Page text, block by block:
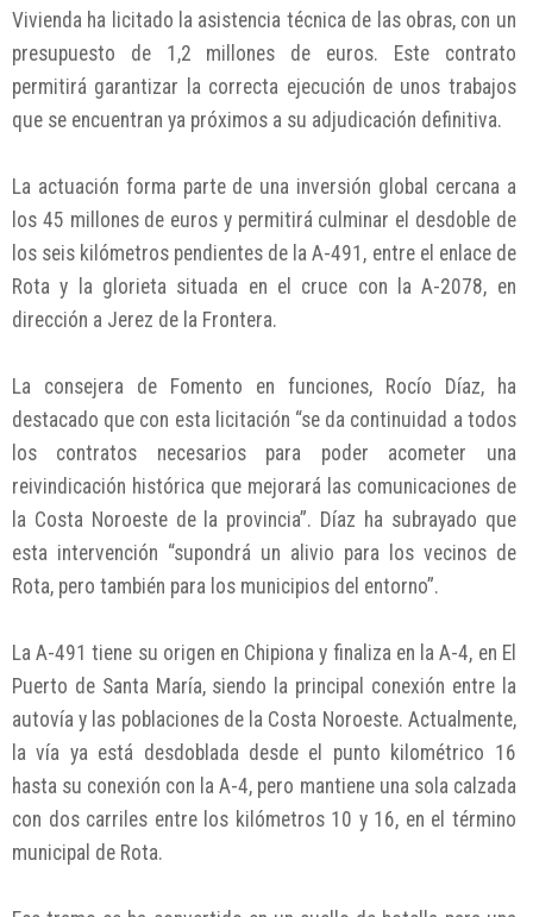
Vivienda ha licitado la asistencia técnica de las obras, con un
presupuesto de 1,2 millones de euros. Este contrato
permitirá garantizar la correcta ejecución de unos trabajos
que se encuentran ya próximos a su adjudicación definitiva.
La actuación forma parte de una inversión global cercana a
los 45 millones de euros y permitirá culminar el desdoble de
los seis kilómetros pendientes de la A-491, entre el enlace de
Rota y la glorieta situada en el cruce con la A-2078, en
dirección a Jerez de la Frontera.
La consejera de Fomento en funciones, Rocío Díaz, ha
destacado que con esta licitación “se da continuidad a todos
los contratos necesarios para poder acometer una
reivindicación histórica que mejorará las comunicaciones de
la Costa Noroeste de la provincia”. Díaz ha subrayado que
esta intervención “supondrá un alivio para los vecinos de
Rota, pero también para los municipios del entorno”.
La A-491 tiene su origen en Chipiona y finaliza en la A-4, en El
Puerto de Santa María, siendo la principal conexión entre la
autovía y las poblaciones de la Costa Noroeste. Actualmente,
la vía ya está desdoblada desde el punto kilométrico 16
hasta su conexión con la A-4, pero mantiene una sola calzada
con dos carriles entre los kilómetros 10 y 16, en el término
municipal de Rota.